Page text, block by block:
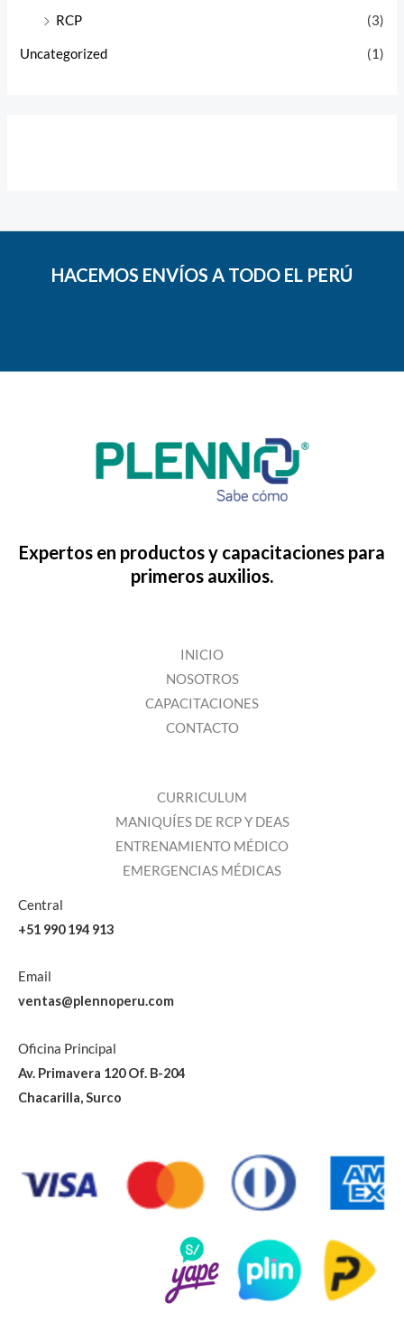
RCP
(3)
Uncategorized (1)
HACEMOS ENVÍOS A TODO EL PERÚ
Expertos en productos y capacitaciones para
primeros auxilios.
INICIO
NOSOTROS
CAPACITACIONES
CONTACTO
CURRICULUM
MANIQUÍES DE RCP Y DEAS
ENTRENAMIENTO MÉDICO
EMERGENCIAS MÉDICAS
Central
+51 990 194 913
Email
ventas@plennoperu.com
Oficina Principal
Av. Primavera 120 Of. B-204
Chacarilla, Surco